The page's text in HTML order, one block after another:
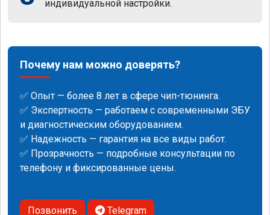
индивидуальной настройки.
Почему нам можно доверять?
✅ Опыт — более 8 лет в сфере чип-тюнинга.
✅ Экспертность — работаем с современными ЭБУ
и диагностическим оборудованием.
✅ Надежность — гарантия на все виды работ.
✅ Прозрачность — подробные консультации по
телефону и фиксированные цены.
Позвонить Telegram